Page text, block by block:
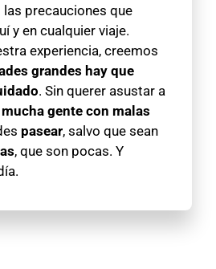
precauciones que
y en cualquier viaje.
experiencia, creemos
grandes hay que
. Sin querer asustar a
mucha gente con malas
pasear, salvo que sean
, que son pocas. Y